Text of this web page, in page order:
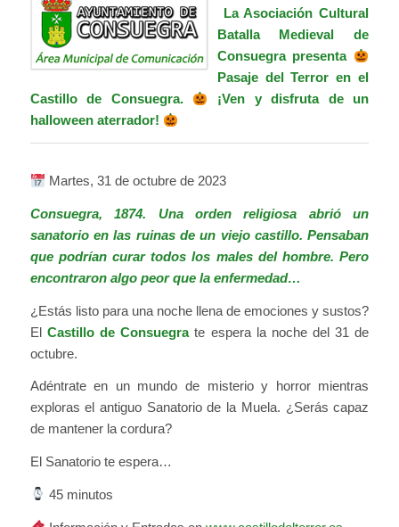
La Asociación Cultural
Batalla Medieval de
Consuegra presenta
Pasaje del Terror en el
Castillo de Consuegra.
¡Ven y disfruta de un
halloween aterrador!
Martes, 31 de octubre de 2023
Consuegra, 1874. Una orden religiosa abrió un
sanatorio en las ruinas de un viejo castillo. Pensaban
que podrían curar todos los males del hombre. Pero
encontraron algo peor que la enfermedad…
¿Estás listo para una noche llena de emociones y sustos?
El Castillo de Consuegrate espera la noche del 31 de
octubre.
Adéntrate en un mundo de misterio y horror mientras
exploras el antiguo Sanatorio de la Muela. ¿Serás capaz
de mantener la cordura?
El Sanatorio te espera…
45 minutos